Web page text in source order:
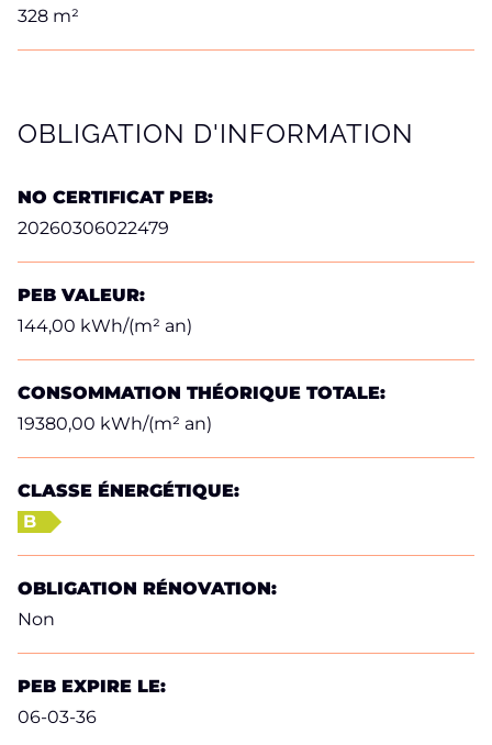
328 m²
OBLIGATION D'INFORMATION
NO CERTIFICAT PEB:
20260306022479
PEB VALEUR:
144,00 kWh/(m² an)
CONSOMMATION THÉORIQUE TOTALE:
19380,00 kWh/(m² an)
CLASSE ÉNERGÉTIQUE:
B
OBLIGATION RÉNOVATION:
Non
PEB EXPIRE LE:
06-03-36